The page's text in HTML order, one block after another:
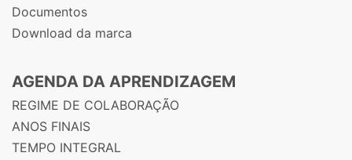
Documentos
Download da marca
AGENDA DA APRENDIZAGEM
REGIME DE COLABORAÇÃO
ANOS FINAIS
TEMPO INTEGRAL